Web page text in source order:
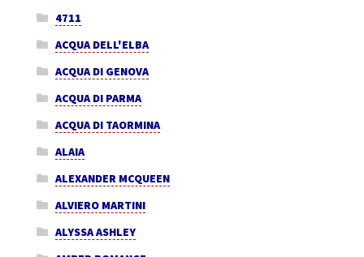
4711
ACQUA DELL'ELBA
ACQUA DI GENOVA
ACQUA DI PARMA
ACQUA DI TAORMINA
ALAIA
ALEXANDER MCQUEEN
ALVIERO MARTINI
ALYSSA ASHLEY